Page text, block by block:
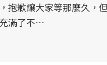
抱歉讓大家等那麼久，
滿了不…